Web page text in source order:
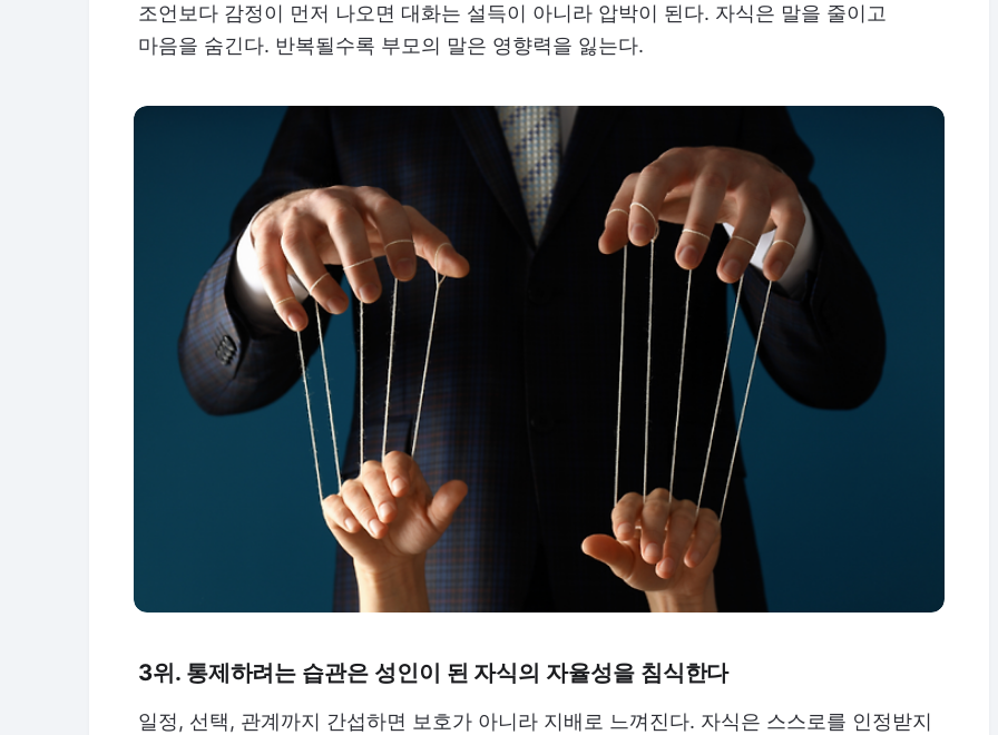
조언보다 감정이 먼저 나오면 대화는 설득이 아니라 압박이 된다. 자식은 말을 줄이고
마음을 숨긴다. 반복될수록 부모의 말은 영향력을 잃는다.
3위. 통제하려는 습관은 성인이 된 자식의 자율성을 침식한다
일정, 선택, 관계까지 간섭하면 보호가 아니라 지배로 느껴진다. 자식은 스스로를 인정받지